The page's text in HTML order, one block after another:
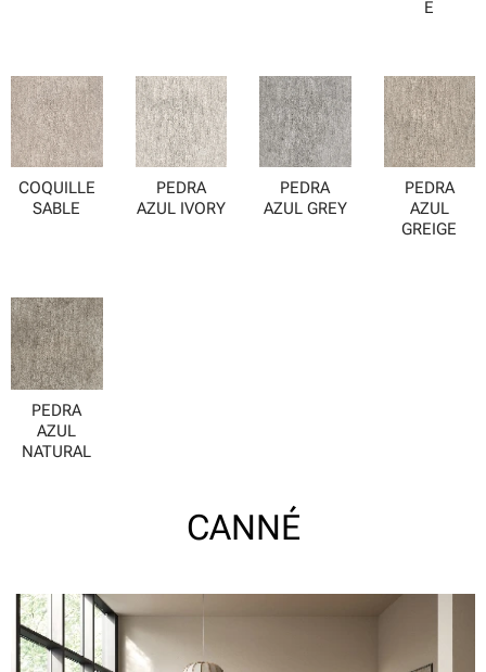
E
COQUILLE
SABLE
PEDRA
AZUL IVORY
PEDRA
AZUL GREY
PEDRA
AZUL
GREIGE
PEDRA
AZUL
NATURAL
CANNÉ